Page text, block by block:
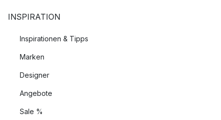
INSPIRATION
Inspirationen & Tipps
Marken
Designer
Angebote
Sale %